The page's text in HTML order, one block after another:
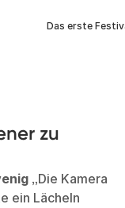
Das erste
zu
„Die Kamera
ein Lächeln